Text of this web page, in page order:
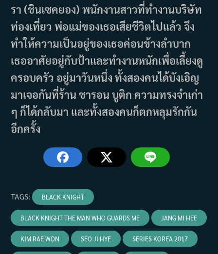
รา (ชินเซคยอง) พนักงานสาวที่ทำงานบริษัท
ท่องเที่ยว พ่อแม่ของเธอเสียชีวิตไปแล้ว จึง
ทำให้ความเป็นอยู่ของเธอค่อนข้างลำบาก
เธออาศัยอยู่กับป้าและทำงานหนักเพื่อเลี้ยงดู
ครอบครัว อยู่มาวันหนึ่ง ทั้งสองคนได้บังเอิญ
มาเจอกันที่ร้าน ชารอน บูติก ความทรงจำเก่า
ๆ ก็ได้กลับมา และทั้งสองคนก็ตกหลุมรักกัน
อีกครั้ง
TAGS: BLACK KNIGHT
BLACK KNIGHT THE MAN WHO GUARDS ME JANG MI HEE
KIM RAE WON SEO JI HYE SERIES KOREA 2017